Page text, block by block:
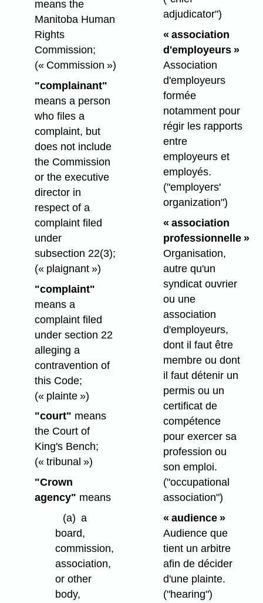
means the
Manitoba Human
Rights
Commission;
(« Commission »)
"complainant"
means a person
who files a
complaint, but
does not include
the Commission
or the executive
director in
respect of a
complaint filed
under
subsection 22(3);
(« plaignant »)
"complaint"
means a
complaint filed
under section 22
alleging a
contravention of
this Code;
(« plainte »)
"court" means
the Court of
King's Bench;
(« tribunal »)
"Crown
agency" means
(a) a
board,
commission,
association,
or other
body,
adjudicator")
« association
d'employeurs »
Association
d'employeurs
formée
notamment pour
régir les rapports
entre
employeurs et
employés.
("employers'
organization")
« association
professionnelle »
Organisation,
autre qu'un
syndicat ouvrier
ou une
association
d'employeurs,
dont il faut être
membre ou dont
il faut détenir un
permis ou un
certificat de
compétence
pour exercer sa
profession ou
son emploi.
("occupational
association")
« audience »
Audience que
tient un arbitre
afin de décider
d'une plainte.
("hearing")